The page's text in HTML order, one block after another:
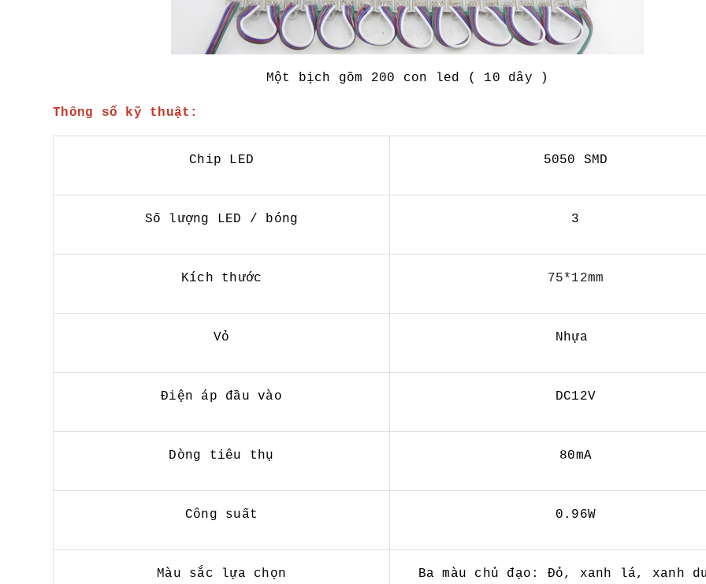
Một bịch gồm 200 con led ( 10 dây )
Thông số kỹ thuật:
Chip LED 5050 SMD
Số lượng LED / bóng 3
Kích thước 75*12mm
Vỏ Nhựa
Điện áp đầu vào DC12V
Dòng tiêu thụ 80mA
Công suất 0.96W
Màu sắc lựa chọn Ba màu chủ đạo: Đỏ, xanh lá, xanh